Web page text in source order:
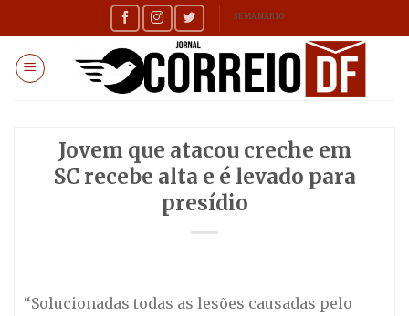
to
content
SEMANÁRIO
Jovem que atacou creche em
SC recebe alta e é levado para
presídio
“Solucionadas todas as lesões causadas pelo